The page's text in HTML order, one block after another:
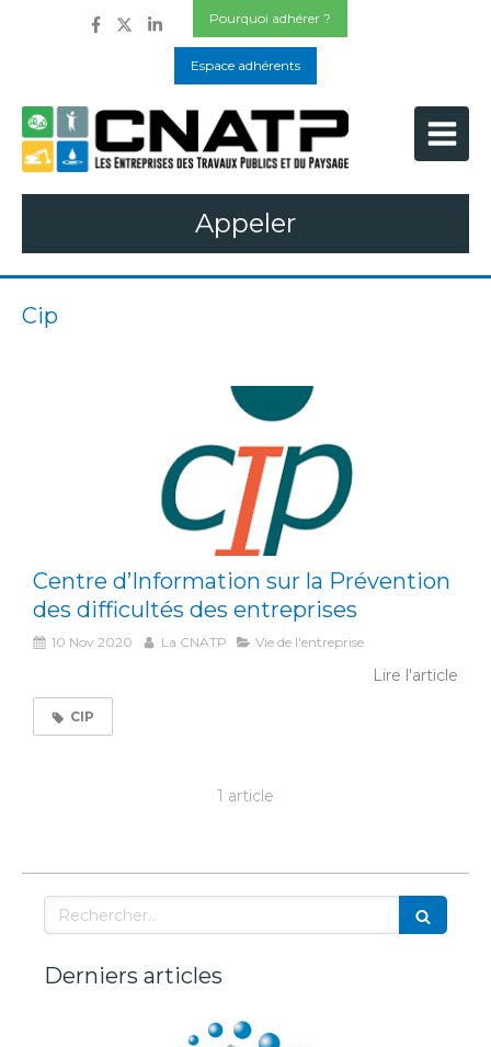
Pourquoi adhérer ?
Espace adhérents
Appeler
Cip
Centre d’Information sur la Prévention
des difficultés des entreprises
10 Nov 2020 La CNATP Vie de l'entreprise
Lire l'article
CIP
1 article
Rechercher
Derniers articles